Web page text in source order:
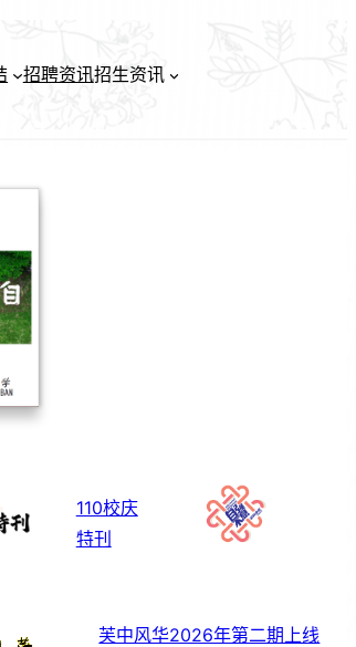
招聘资讯招生资讯
110校庆
特刊
芙中风华2026年第二期上线